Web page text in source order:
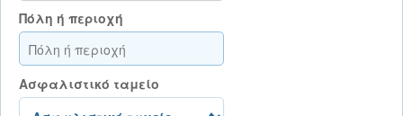
Πόλη ή περιοχή
Ασφαλιστικό ταμείο